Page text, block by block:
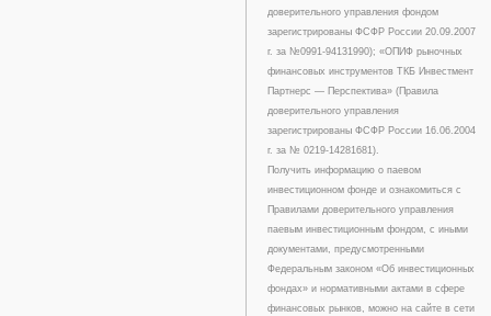
доверительного управления фондом
зарегистрированы ФСФР России 20.09.2007
г. за №0991-94131990); «ОПИФ рыночных
финансовых инструментов ТКБ Инвестмент
Партнерс — Перспектива» (Правила
доверительного управления
зарегистрированы ФСФР России 16.06.2004
г. за № 0219-14281681).
Получить информацию о паевом
инвестиционном фонде и ознакомиться с
Правилами доверительного управления
паевым инвестиционным фондом, с иными
документами, предусмотренными
Федеральным законом «Об инвестиционных
фондах» и нормативными актами в сфере
финансовых рынков, можно на сайте в сети